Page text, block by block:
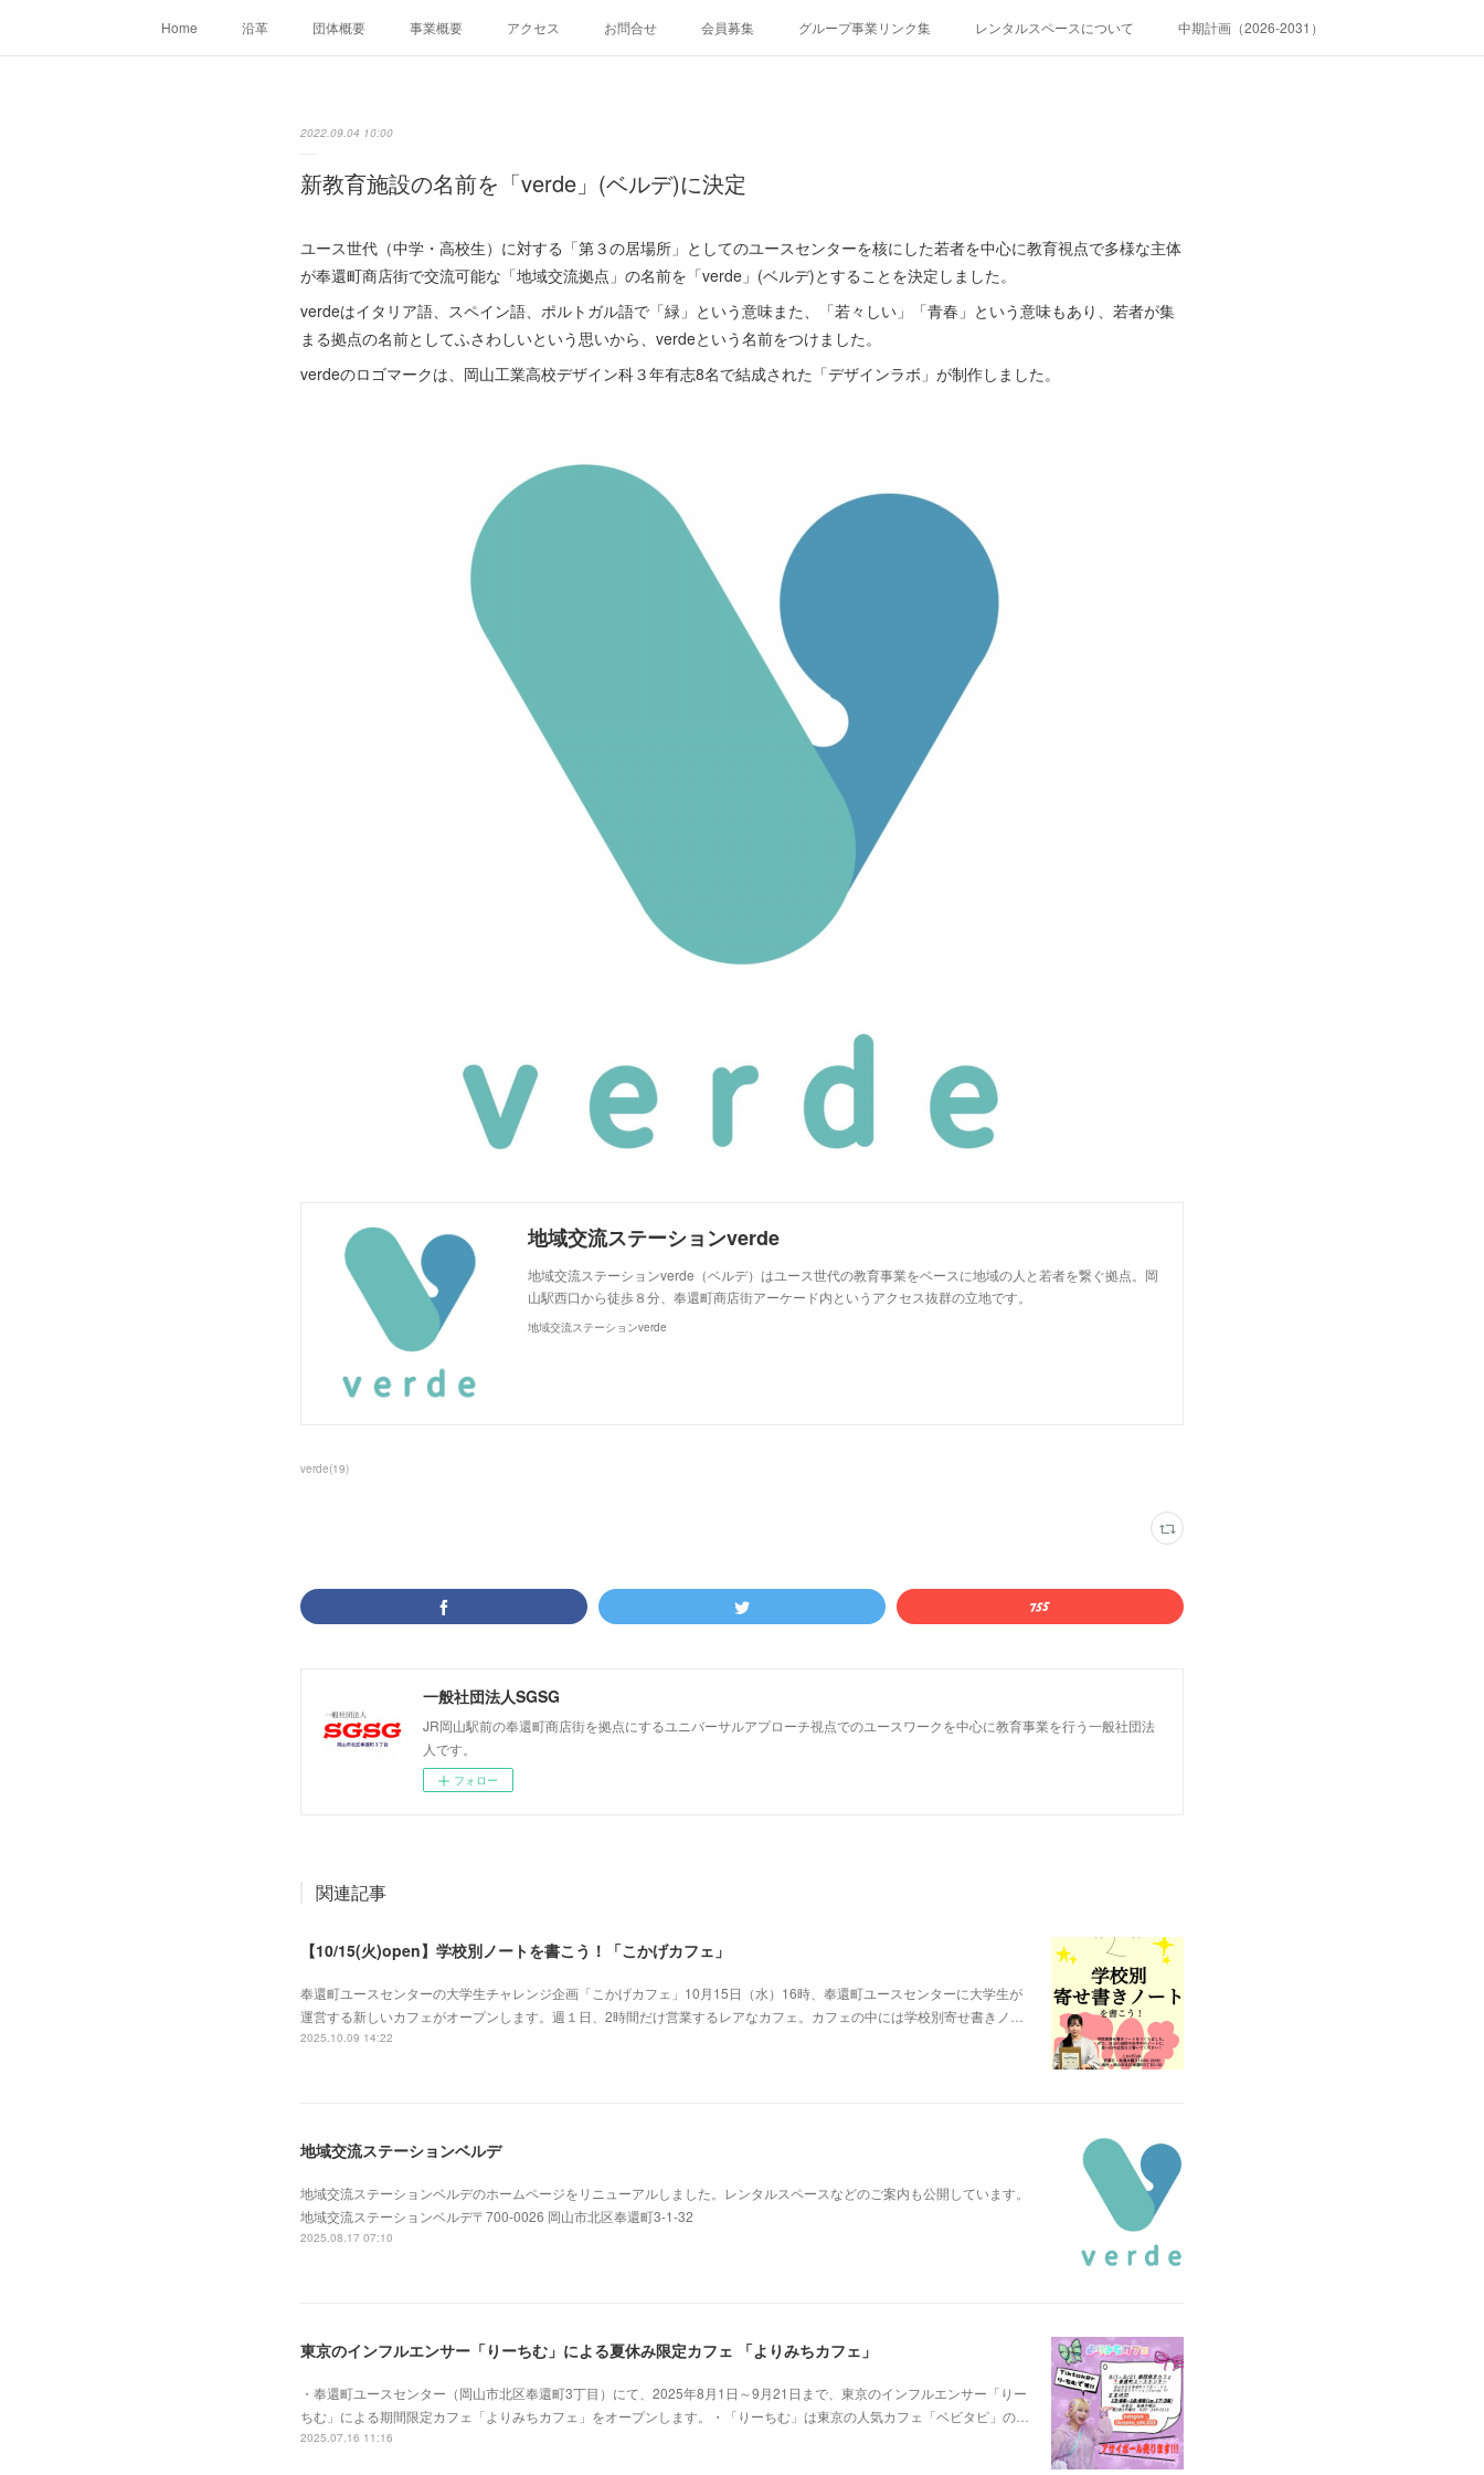
Home 沿革 団体概要 事業概要 アクセス お問合せ 会員募集 グループ事業リンク集 レンタルスペースについて 中期計画（2026-2031）
2022.09.04 10:00
新教育施設の名前を「verde」(ベルデ)に決定
ユース世代（中学・高校生）に対する「第３の居場所」としてのユースセンターを核にした若者を中心に教育視点で多様な主体
が奉還町商店街で交流可能な「地域交流拠点」の名前を「verde」(ベルデ)とすることを決定しました。
verdeはイタリア語、スペイン語、ポルトガル語で「緑」という意味また、「若々しい」「青春」という意味もあり、若者が集
まる拠点の名前としてふさわしいという思いから、verdeという名前をつけました。
verdeのロゴマークは、岡山工業高校デザイン科３年有志8名で結成された「デザインラボ」が制作しました。
地域交流ステーションverde
地域交流ステーションverde（ベルデ）はユース世代の教育事業をベースに地域の人と若者を繋ぐ拠点。岡
山駅西口から徒歩８分、奉還町商店街アーケード内というアクセス抜群の立地です。
地域交流ステーションverde
verde(19)
一般社団法人SGSG
JR岡山駅前の奉還町商店街を拠点にするユニバーサルアプローチ視点でのユースワークを中心に教育事業を行う一般社団法
人です。
フォロー
関連記事
【10/15(火)open】学校別ノートを書こう！「こかげカフェ」
奉還町ユースセンターの大学生チャレンジ企画「こかげカフェ」10月15日（水）16時、奉還町ユースセンターに大学生が
運営する新しいカフェがオープンします。週１日、2時間だけ営業するレアなカフェ。カフェの中には学校別寄せ書きノ…
2025.10.09 14:22
地域交流ステーションベルデ
地域交流ステーションベルデのホームページをリニューアルしました。レンタルスペースなどのご案内も公開しています。
地域交流ステーションベルデ〒700-0026 岡山市北区奉還町3-1-32
2025.08.17 07:10
東京のインフルエンサー「りーちむ」による夏休み限定カフェ 「よりみちカフェ」
・奉還町ユースセンター（岡山市北区奉還町3丁目）にて、2025年8月1日～9月21日まで、東京のインフルエンサー「りー
ちむ」による期間限定カフェ「よりみちカフェ」をオープンします。・「りーちむ」は東京の人気カフェ「ベビタピ」の…
2025.07.16 11:16